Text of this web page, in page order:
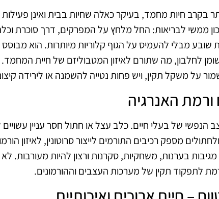
בקרב חיות מחמד, בעיקר כאלה שחיות בבית ואינן
ממשי לבריאות: החל מלחץ על המפרקים, דרך סוכרת
מבלי להעמיס על הגוף קלוריות מיותרות. הוא מבוסס
לחלבון, מה שתורם לאיזון המטבוליזם של חיית
על משקל תקין, ויש פחות נטייה להשמנה או לירידה
האנרגיה
של בעלי חיים. כלב עצל או חתול חסר עניין עשויים
מספק רכיבים התורמים לייצור סרוטונין, לאיזון
בערנות, משחקיות, סקרנות ורצון להיות מעורבות.
לתפקוד תקין של מערכות העצבים וההורמונים.